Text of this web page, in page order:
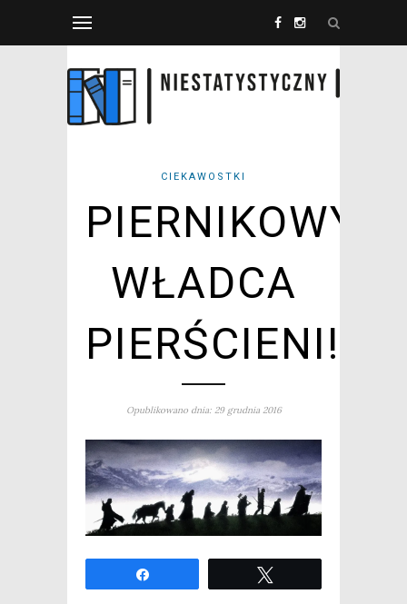
CIEKAWOSTKI
PIERNIKOWY
WŁADCA
PIERŚCIENI!
Opublikowano dnia: 29 grudnia 2016